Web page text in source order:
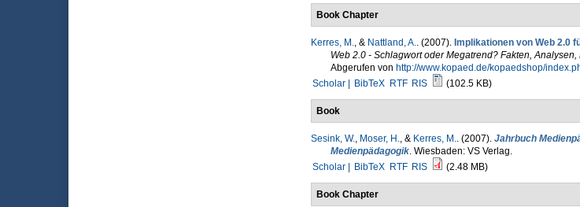
Book Chapter
Kerres, M., & Nattland, A.. (2007). Implikationen von Web 2.0
Web 2.0 - Schlagwort oder Megatrend? Fakten, Analysen,
Abgerufen von http://www.kopaed.de/kopaedshop/
Scholar |
BibTeX RTF RIS (102.5 KB)
Book
Sesink, W., Moser, H., & Kerres, M.. (2007). Jahrbuch
Medienpädagogik. Wiesbaden: VS Verlag.
Scholar |
BibTeX RTF RIS (2.48 MB)
Book Chapter